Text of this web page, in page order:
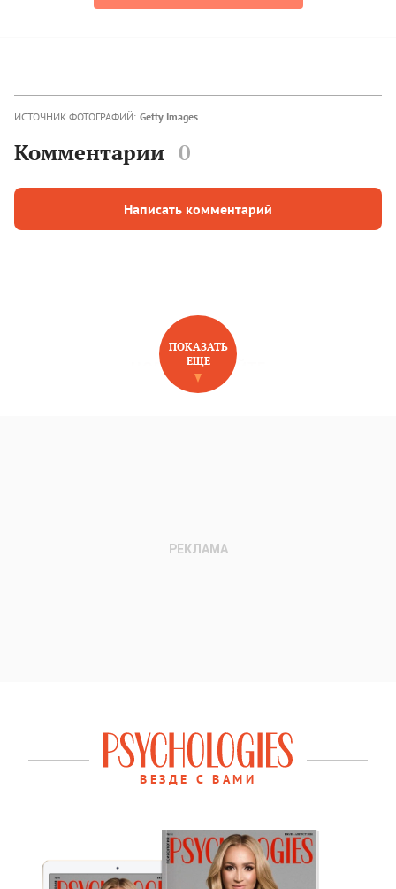
ИСТОЧНИК ФОТОГРАФИЙ: Getty Images
Комментарии 0
Написать комментарий
НОВОЕ НА САЙТЕ
ПОКАЗАТЬ
ЕЩЕ
ВЕЗДЕ С ВАМИ